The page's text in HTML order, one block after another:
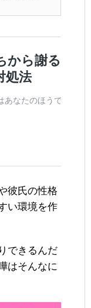
彼氏の性格
い環境を作
できるんだ
はそんなに